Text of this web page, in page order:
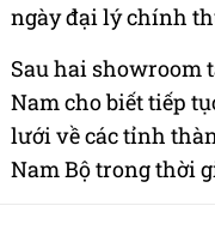
ngày đại lý chính
Sau hai showroom
Nam cho biết tiếp
lưới về các tỉnh
Nam Bộ trong thời